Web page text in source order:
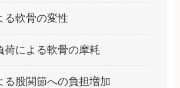
る軟骨の変性
荷による軟骨の摩耗
る股関節への負担増加